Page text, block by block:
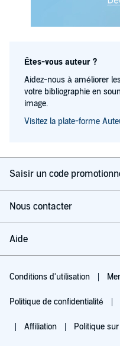
Êtes-vous auteur ?
Aidez-nous à améliorer
votre bibliographie en
image.
Visitez la plate-forme
Saisir un code
Nous contacter
Aide
Conditions d'utilisation
Politique de confidentialité
Affiliation Politique